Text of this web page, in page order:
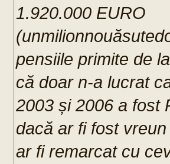
1.920.000 EURO
pensiile primite de
că doar n-a lucrat
2003 și 2006 a fost
dacă ar fi fost
ar fi remarcat cu